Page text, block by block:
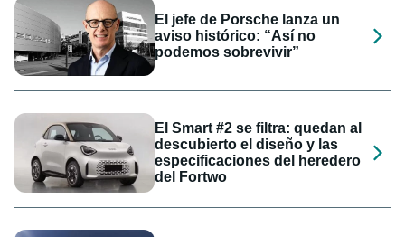
El jefe de Porsche lanza un
aviso histórico: “Así no
podemos sobrevivir”
El Smart #2 se filtra: quedan al
descubierto el diseño y las
especificaciones del heredero
del Fortwo